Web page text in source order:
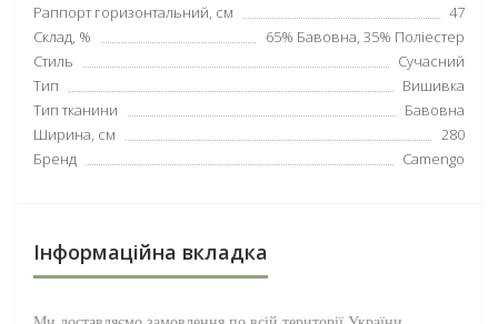
Раппорт горизонтальний, см
47
Склад, %
65% Бавовна, 35% Поліестер
Стиль
Сучасний
Тип
Вишивка
Тип тканини
Бавовна
Ширина, см
280
Бренд
Camengo
Інформаційна вкладка